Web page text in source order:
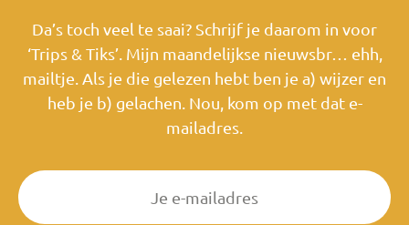
Da’s toch veel te saai? Schrijf je daarom in voor
‘Trips & Tiks’. Mijn maandelijkse nieuwsbr… ehh,
mailtje. Als je die gelezen hebt ben je a) wijzer en
heb je b) gelachen. Nou, kom op met dat e-
mailadres.